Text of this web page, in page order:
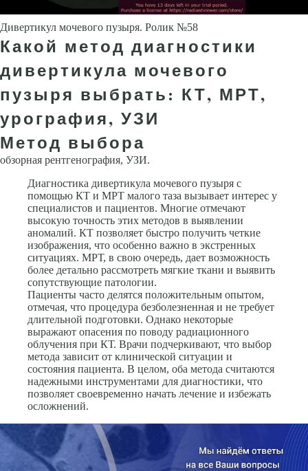
Дивертикул мочевого пузыря. Ролик №58
Какой метод диагностики
дивертикула мочевого
пузыря выбрать: КТ, МРТ,
урография, УЗИ
Метод выбора
обзорная рентгенография, УЗИ.
Диагностика дивертикула мочевого пузыря с
помощью КТ и МРТ малого таза вызывает интерес у
специалистов и пациентов. Многие отмечают
высокую точность этих методов в выявлении
аномалий. КТ позволяет быстро получить четкие
изображения, что особенно важно в экстренных
ситуациях. МРТ, в свою очередь, дает возможность
более детально рассмотреть мягкие ткани и выявить
сопутствующие патологии.
Пациенты часто делятся положительным опытом,
отмечая, что процедура безболезненная и не требует
длительной подготовки. Однако некоторые
выражают опасения по поводу радиационного
облучения при КТ. Врачи подчеркивают, что выбор
метода зависит от клинической ситуации и
состояния пациента. В целом, оба метода считаются
надежными инструментами для диагностики, что
позволяет своевременно начать лечение и избежать
осложнений.